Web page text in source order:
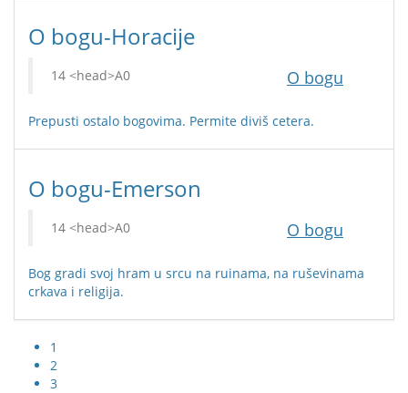
O bogu-Horacije
O bogu
Prepusti ostalo bogovima. Permite diviš cetera.
O bogu-Emerson
O bogu
Bog gradi svoj hram u srcu na ruinama, na ruševinama
crkava i religija.
1
2
3